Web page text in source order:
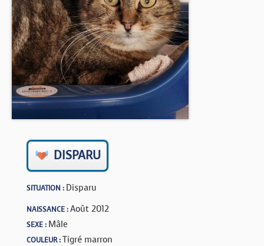
NOUS AIDER
CONTACT
BOUTIQUE
FORUM
DISPARU
SITUATION : Disparu
NAISSANCE :Août 2012
SEXE : Mâle
COULEUR :Tigré marron